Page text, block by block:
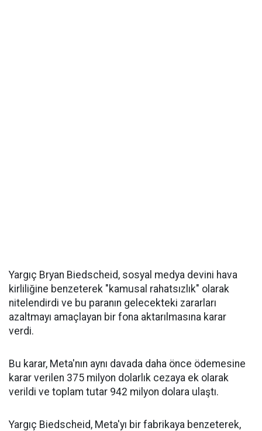
Yargıç Bryan Biedscheid, sosyal medya devini hava
kirliliğine benzeterek "kamusal rahatsızlık" olarak
nitelendirdi ve bu paranın gelecekteki zararları
azaltmayı amaçlayan bir fona aktarılmasına karar
verdi.
Bu karar, Meta'nın aynı davada daha önce ödemesine
karar verilen 375 milyon dolarlık cezaya ek olarak
verildi ve toplam tutar 942 milyon dolara ulaştı.
Yargıç Biedscheid, Meta'yı bir fabrikaya benzeterek,